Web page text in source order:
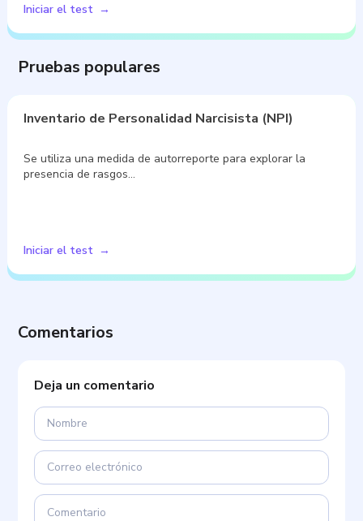
Iniciar el test
Pruebas populares
Inventario de Personalidad Narcisista (NPI)
Se utiliza una medida de autorreporte para explorar la
presencia de rasgos…
Iniciar el test
Comentarios
Deja un comentario